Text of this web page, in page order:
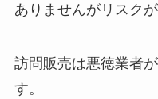
ありませんがリスク
訪問販売は悪徳業者
す。